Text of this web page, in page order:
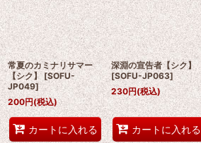
常夏のカミナリサマー
【シク】 [SOFU-
JP049]
200円(税込)
カートに入れる
深淵の宣告者【シク】
[SOFU-JP063]
230円(税込)
カートに入れる